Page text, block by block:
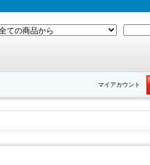
マイアカウント